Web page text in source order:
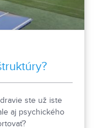
ste už iste
aj psychického